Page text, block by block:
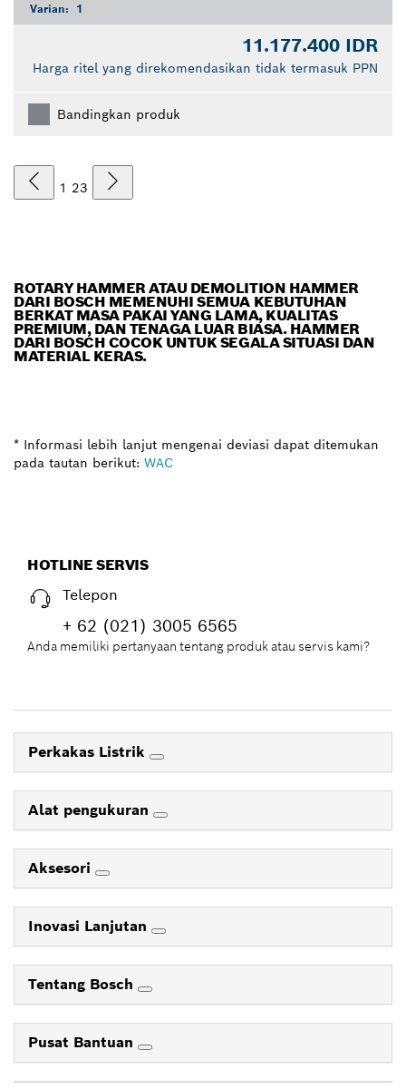
Varian: 1
11.177.400 IDR
Harga ritel yang direkomendasikan tidak termasuk PPN
Bandingkan produk
1 23
ROTARY HAMMER ATAU DEMOLITION HAMMER
DARI BOSCH MEMENUHI SEMUA KEBUTUHAN
BERKAT MASA PAKAI YANG LAMA, KUALITAS
PREMIUM, DAN TENAGA LUAR BIASA. HAMMER
DARI BOSCH COCOK UNTUK SEGALA SITUASI DAN
MATERIAL KERAS.
* Informasi lebih lanjut mengenai deviasi dapat ditemukan
pada tautan berikut: WAC
HOTLINE SERVIS
Telepon
+ 62 (021) 3005 6565
Anda memiliki pertanyaan tentang produk atau servis kami?
Perkakas Listrik
Alat pengukuran
Aksesori
Inovasi Lanjutan
Tentang Bosch
Pusat Bantuan